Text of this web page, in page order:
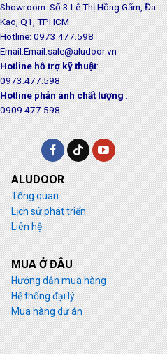
Showroom: Số 3 Lê Thị Hồng Gấm, Đa
Kao, Q1, TPHCM
Hotline: 0973.477.598
Email:Email:sale@aludoor.vn
Hotline hỗ trợ kỹ thuật:
0973.477.598
Hotline phản ánh chất lượng:
0909.477.598
ALUDOOR
Tổng quan
Lịch sử phát triển
Liên hệ
MUA Ở ĐÂU
Hướng dẫn mua hàng
Hệ thống đại lý
Mua hàng dự án